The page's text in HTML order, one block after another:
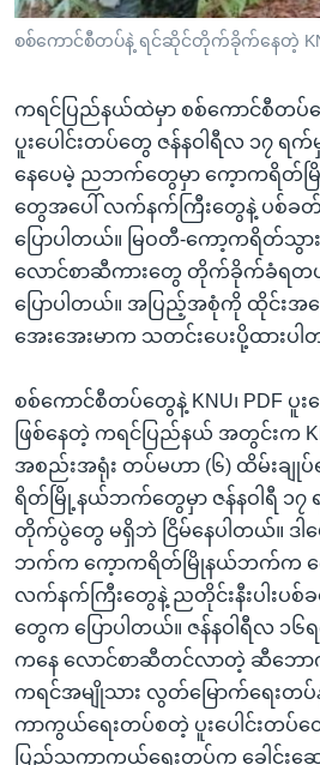
ရန်
ရှာဖွေ
နေရာ
သို့
ကျော်
ရန်
ဘာသာစကားများ
စစ်ကောင်စီတပ်နဲ့ ရင်ဆိုင်တိုက်ခိုက်နေတဲ့
ကရင်ပြည်နယ်ထဲမှာ စစ်ကောင်စီတပ်တွ
ပူးပေါင်းတပ်တွေ ဇန်နဝါရီလ ၁၇ ရ
နေပေမဲ့ ညဘက်တွေမှာ ကေ့ာကရိတ်မ
တွေအပေါ် လက်နက်ကြီးတွေနဲ့ ပစ်
ပြောပါတယ်။ မြဝတီ-ကော့ကရိတ်သွား
လောင်စာဆီကားတွေ တိုက်ခိုက်ခံရတ
ပြောပါတယ်။ အပြည့်အစုံကို ထိုင်းအ
အေးအေးမာက သတင်းပေးပို့ထားပါ
စစ်ကောင်စီတပ်တွေနဲ့ KNU၊ PDF
ဖြစ်နေတဲ့ ကရင်ပြည်နယ် အတွင်းက
အစည်းအရုံး တပ်မဟာ (၆) ထိမ်းချုပ်
ရိတ်မြို့နယ်ဘက်တွေမှာ ဇန်နဝါရီ ၁၇
တိုက်ပွဲတွေ မရှိဘဲ ငြိမ်နေပါတယ်။ ဒါ
ဘက်က ကေ့ာကရိတ်မြိုနယ်ဘက်က ကျ
လက်နက်ကြီးတွေနဲ့ ညတိုင်းနီးပါးပ
တွေက ပြောပါတယ်။ ဇန်နဝါရီလ ၁
ကနေ လောင်စာဆီတင်လာတဲ့ ဆီဘော
ကရင်အမျိုသား လွတ်မြောက်ရေးတပ်
ကာကွယ်ရေးတပ်စတဲ့ ပူးပေါင်း
ပြည်သူကာကွယ်ရေးတပ်က ခေါင်းဆ